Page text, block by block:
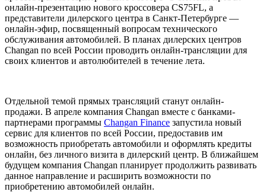
онлайн-презентацию нового кроссовера CS75FL, а
представители дилерского центра в Санкт-Петербурге —
онлайн-эфир, посвященный вопросам технического
обслуживания автомобилей. В планах дилерских центров
Changan по всей России проводить онлайн-трансляции для
своих клиентов и автолюбителей в течение лета.
Отдельной темой прямых трансляций станут онлайн-
продажи. В апреле компания Changan вместе с банками-
партнерами программы Changan Finance запустила новый
сервис для клиентов по всей России, предоставив им
возможность приобретать автомобили и оформлять кредиты
онлайн, без личного визита в дилерский центр. В ближайшем
будущем компания Changan планирует продолжить развивать
данное направление и расширить возможности по
приобретению автомобилей онлайн.